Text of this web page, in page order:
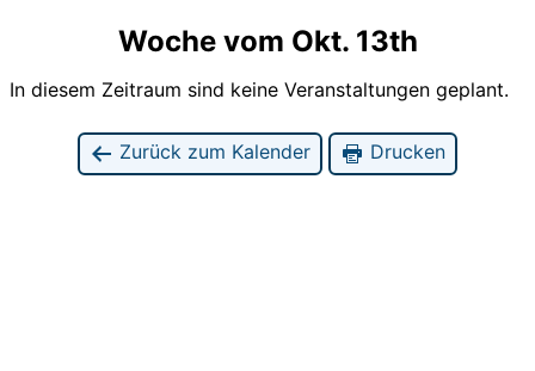
Woche vom Okt. 13th
In diesem Zeitraum sind keine Veranstaltungen geplant.
Zurück zum Kalender Drucken